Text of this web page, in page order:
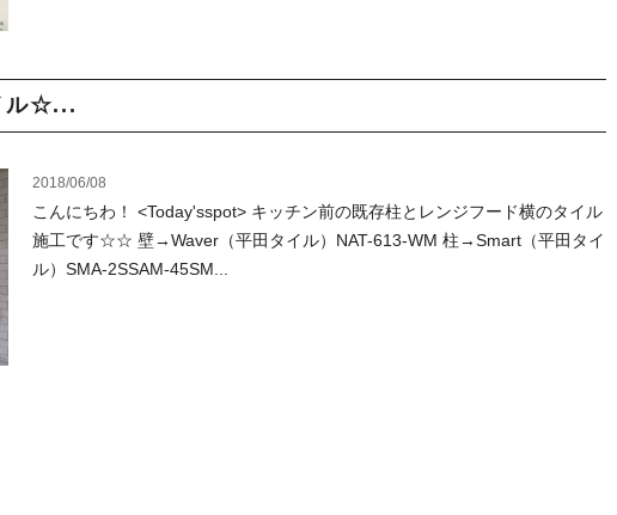
ル☆...
2018/06/08
こんにちわ！ <Today'sspot> キッチン前の既存柱とレンジフード横のタイル
施工です☆☆ 壁→Waver（平田タイル）NAT-613-WM 柱→Smart（平田タイ
ル）SMA-2SSAM-45SM...